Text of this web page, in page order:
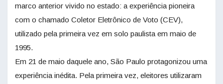
marco anterior vivido no estado: a experiência pioneira
com o chamado Coletor Eletrônico de Voto (CEV),
utilizado pela primeira vez em solo paulista em maio de
1995.
Em 21 de maio daquele ano, São Paulo protagonizou uma
experiência inédita. Pela primeira vez, eleitores utilizaram